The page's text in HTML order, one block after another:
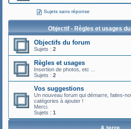
Sujets sans réponse
Objectif - Règles et usages
Objectifs du forum
Sujets : 2
Règles et usages
Insertion de photos, etc ...
Sujets : 2
Vos suggestions
Un nouveau forum qui démarre, faites-
catégories à ajouter !
Merci.
Sujets : 1